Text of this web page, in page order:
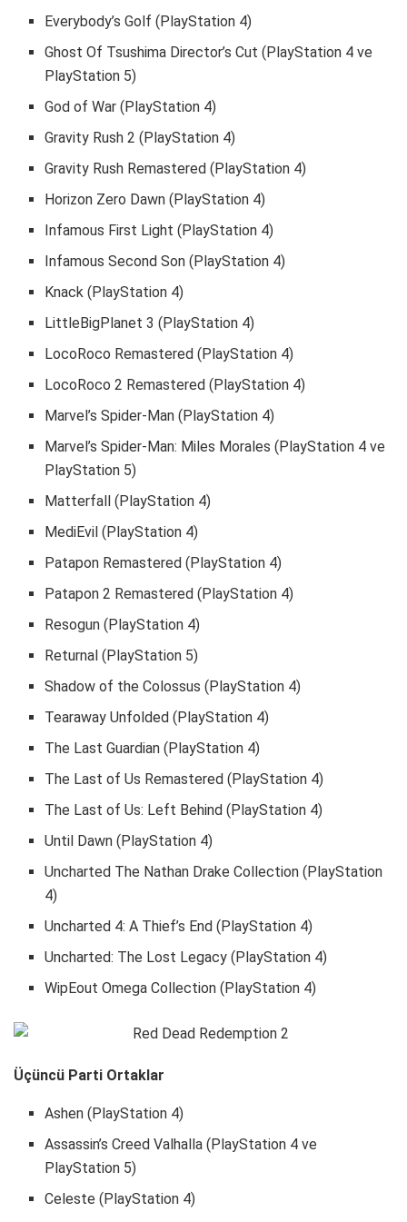
Everybody’s Golf (PlayStation 4)
Ghost Of Tsushima Director’s Cut (PlayStation 4 ve
PlayStation 5)
God of War (PlayStation 4)
Gravity Rush 2 (PlayStation 4)
Gravity Rush Remastered (PlayStation 4)
Horizon Zero Dawn (PlayStation 4)
Infamous First Light (PlayStation 4)
Infamous Second Son (PlayStation 4)
Knack (PlayStation 4)
LittleBigPlanet 3 (PlayStation 4)
LocoRoco Remastered (PlayStation 4)
LocoRoco 2 Remastered (PlayStation 4)
Marvel’s Spider-Man (PlayStation 4)
Marvel’s Spider-Man: Miles Morales (PlayStation 4 ve
PlayStation 5)
Matterfall (PlayStation 4)
MediEvil (PlayStation 4)
Patapon Remastered (PlayStation 4)
Patapon 2 Remastered (PlayStation 4)
Resogun (PlayStation 4)
Returnal (PlayStation 5)
Shadow of the Colossus (PlayStation 4)
Tearaway Unfolded (PlayStation 4)
The Last Guardian (PlayStation 4)
The Last of Us Remastered (PlayStation 4)
The Last of Us: Left Behind (PlayStation 4)
Until Dawn (PlayStation 4)
Uncharted The Nathan Drake Collection (PlayStation
4)
Uncharted 4: A Thief’s End (PlayStation 4)
Uncharted: The Lost Legacy (PlayStation 4)
WipEout Omega Collection (PlayStation 4)
Üçüncü Parti Ortaklar
Ashen (PlayStation 4)
Assassin’s Creed Valhalla (PlayStation 4 ve
PlayStation 5)
Celeste (PlayStation 4)